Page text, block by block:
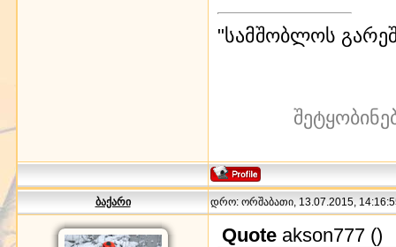
"სამშობლოს
ბაქარი დრო: ორშაბათი, 13.07.2015,
Quote akson777 ()